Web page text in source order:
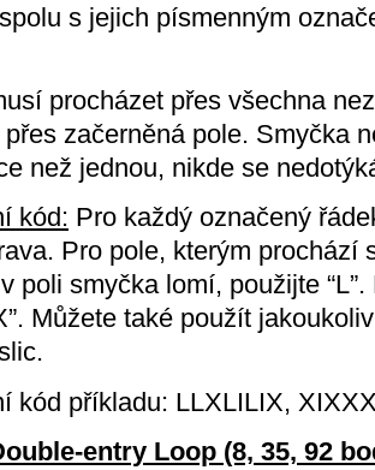
s jejich písmenným
procházet přes všechna
začerněná pole. Smyčka
než jednou, nikde se
kód: Pro každý označený
Pro pole, kterým prochází
poli smyčka lomí, použijte
Můžete také použít
kód příkladu: LLXLILIX,
entry Loop (8, 35, 92